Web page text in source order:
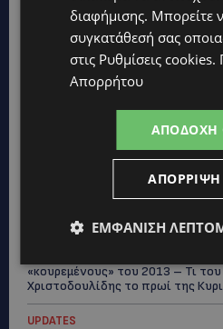
ΜΑΡΙΑ ΜΑΡΚΟΥ «ΠΙΚΚΟΥΑ: Τον
στο σπίτι της –Έλειπε στο
Κύπρο: «Αύριο μπορεί να είναι
CALENDAR
ΑΠΟ ΤΗΝ ΚΥΠΡΟ ΣΤΟ ΛΟΝΔΙΝΟ ΚΑΙ
Παπά γράφει τη δική της σελίδα
ΦΩΤΟ: Αγνοείται 51χρονος –
τον εντοπισμό του
UPDATES
«κουρεμένους» του 2013 – Τι
Χριστοδουλίδης το πρωί της
UPDATES
διαφήμισης. Μπορείτε
συγκατάθεσή σας
στις Ρυθμίσεις cookies.
Απορρήτου
ΑΠΟΔΟΧΉ
ΕΜΦΆΝΙΣΗ